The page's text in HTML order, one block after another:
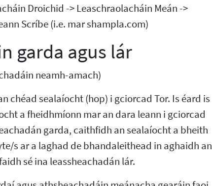
Droichid -> Leaschraolacháin Meán ->
Scríbe (i.e. mar shampla.com)
garda agus lár
neamh-amach)
chéad sealaíocht (hop) i gciorcad Tor. Is éard is
a fheidhmíonn mar an dara leann i gciorcad
garda, caithfidh an sealaíocht a bheith
s ar a laghad de bhandaleithead in aghaidh an
sé ina leassheachadán lár.